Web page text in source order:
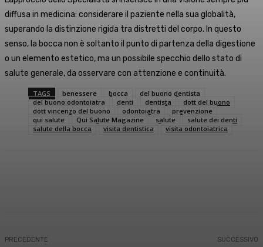
diffusa in medicina: considerare il paziente nella sua globalità,
superando la distinzione rigida tra distretti del corpo. In questo
senso, la bocca non è soltanto il punto di partenza della digestione
o un elemento estetico, ma un possibile specchio dello stato di
salute generale, da osservare con attenzione e continuità.
TAGS benessere bocca
del buono dentista
del buono odontoiatra
denti dentista
dott del buono
dott vincenzo del buono
odontoiatra
prevenzione
qui salute
Qui Salute Magazine salute
salute dei denti
salute della bocca
visita dentistica visita odontoiatrica
PRECEDENTE SUCCESSIVO